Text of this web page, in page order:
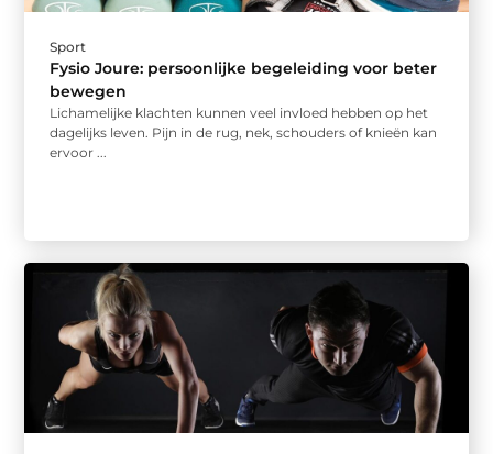
Sport
Fysio Joure: persoonlijke begeleiding voor beter
bewegen
Lichamelijke klachten kunnen veel invloed hebben op het
dagelijks leven. Pijn in de rug, nek, schouders of knieën kan
ervoor ...